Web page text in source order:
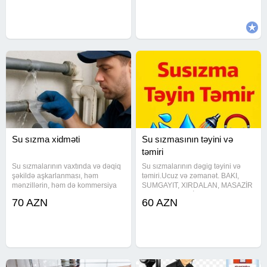
Su sızma xidməti
Su sızmalarının vaxtında və dəqiq
şəkildə aşkarlanması, həm
mənzillərin, həm də kommersiya
qorumağın əsas şərtidir. Biz bu
70 AZN
Su sızmasının təyini və
təmiri
Su sızmalarının dəgig təyini və
təmiri.Ucuz və zəmanət. BAKI,
SUMGAYIT, XIRDALAN, MASAZİR
DİNLƏMƏ CİHAZI İLƏ SU
60 AZN